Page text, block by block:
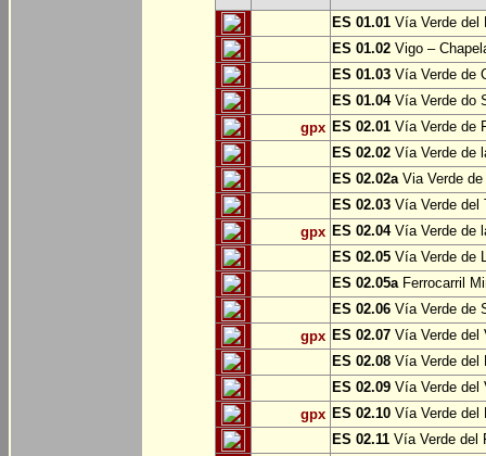
ES 01.01 Vía Verde del
ES 01.02 Vigo –
ES 01.03 Vía Verde de
ES 01.04Vía Verde do
gpx ES 02.01 Vía Verde de
ES 02.02 Vía Verde de
ES 02.02aVia Verde de
ES 02.03 Vía Verde del
gpx ES 02.04Vía Verde de
ES 02.05 Vía Verde de
ES 02.05aFerrocarril
ES 02.06 Vía Verde de
gpx ES 02.07 Vía Verde del
ES 02.08 Vía Verde del
ES 02.09 Vía Verde del
gpx ES 02.10 Vía Verde del
ES 02.11 Vía Verde del